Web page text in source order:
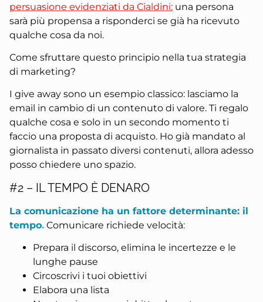
persuasione evidenziati da Cialdini: una persona
sarà più propensa a risponderci se già ha ricevuto
qualche cosa da noi.
Come sfruttare questo principio nella tua strategia
di marketing?
I give away sono un esempio classico: lasciamo la
email in cambio di un contenuto di valore. Ti regalo
qualche cosa e solo in un secondo momento ti
faccio una proposta di acquisto. Ho già mandato al
giornalista in passato diversi contenuti, allora adesso
posso chiedere uno spazio.
#2 – IL TEMPO È DENARO
La comunicazione ha un fattore determinante: il
tempo. Comunicare richiede velocità:
Prepara il discorso, elimina le incertezze e le
lunghe pause
Circoscrivi i tuoi obiettivi
Elabora una lista